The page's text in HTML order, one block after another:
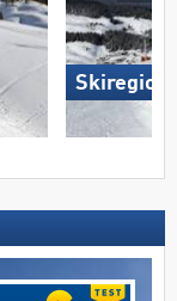
Skiregion